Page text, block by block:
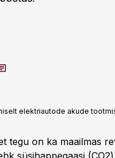
elektriautode akude
tegu on ka maailmas
süsihappegaasi (CO2)